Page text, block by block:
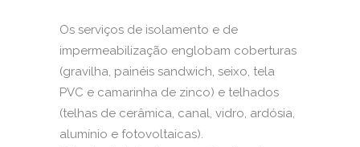
Os serviços de isolamento e de
impermeabilização englobam coberturas
(gravilha, painéis sandwich, seixo, tela
PVC e camarinha de zinco) e telhados
(telhas de cerâmica, canal, vidro, ardósia,
alumínio e fotovoltaicas).